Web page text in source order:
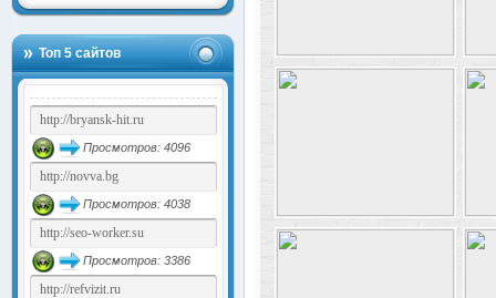
Топ 5 сайтов
Просмотров: 4096
Просмотров: 4038
Просмотров: 3386